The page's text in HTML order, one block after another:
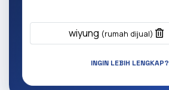
wiyung (rumah dijual)
INGIN LEBIH LENGKAP?